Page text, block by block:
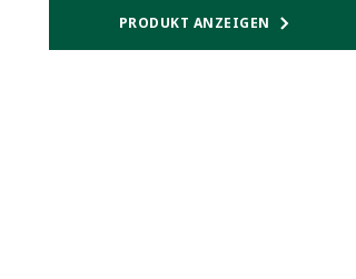
PRODUKT ANZEIGEN